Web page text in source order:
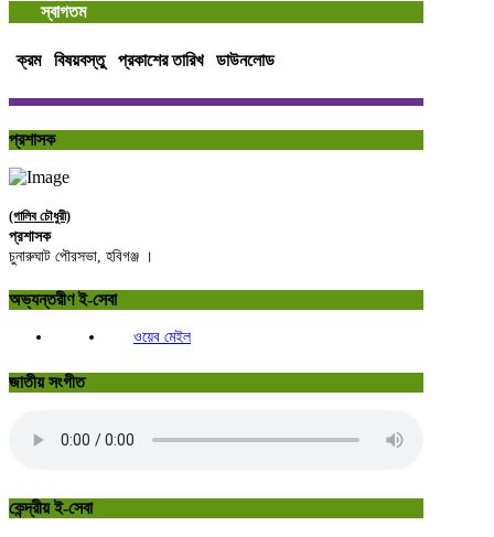
স্বাগতম
ক্রম বিষয়বস্তু প্রকাশের তারিখ ডাউনলোড
প্রশাসক
(গালিব চৌধুরী)
প্রশাসক
চুনারুঘাট পৌরসভা, হবিগঞ্জ ।
অভ্যন্তরীণ ই-সেবা
ওয়েব মেইল
জাতীয় সংগীত
কেন্দ্রীয় ই-সেবা